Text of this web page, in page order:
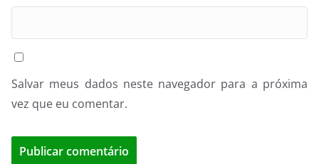
Salvar meus dados neste navegador para a próxima
vez que eu comentar.